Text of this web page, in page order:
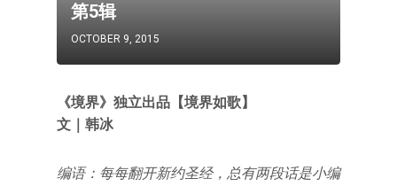
第5辑
OCTOBER 9, 2015
《境界》独立出品【境界如歌】
文｜韩冰
编语：每每翻开新约圣经，总有两段话是小编